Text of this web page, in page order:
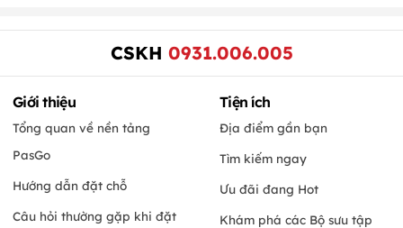
CSKH 0931.006.005
Giới thiệu
Tổng quan về nền tảng
PasGo
Hướng dẫn đặt chỗ
Câu hỏi thường gặp khi đặt
Tiện ích
Địa điểm gần bạn
Tìm kiếm ngay
Ưu đãi đang Hot
Khám phá các Bộ sưu tập